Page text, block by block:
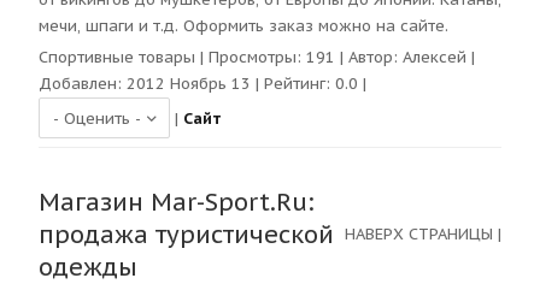
мечи, шпаги и т.д. Оформить заказ можно на сайте.
Спортивные товары | Просмотры: 191 | Автор: Алексей |
Добавлен: 2012 Ноябрь 13 | Рейтинг: 0.0 |
| Сайт
Магазин Mar-Sport.Ru:
продажа туристической
одежды
НАВЕРХ СТРАНИЦЫ |